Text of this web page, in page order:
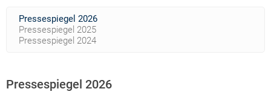
Pressespiegel 2026
Pressespiegel 2025
Pressespiegel 2024
Pressespiegel 2026